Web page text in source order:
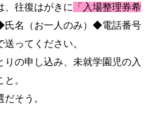
、往復はがきに 「入場整理券希
名（お一人のみ）◆電話番号
ってください。
の申し込み、未就学園児の入
。
だそう 。